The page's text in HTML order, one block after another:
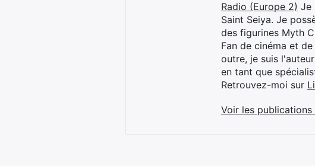
Radio (Europe 2) Je
Saint Seiya. Je
des figurines Myth
Fan de cinéma et
outre, je suis
en tant que
Retrouvez-moi sur
Voir les